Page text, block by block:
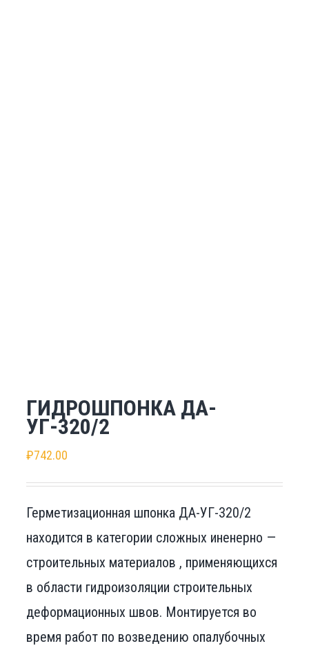
ГИДРОШПОНКА ДА-
УГ-320/2
₽742.00
Герметизационная шпонка ДА-УГ-320/2
находится в категории сложных иненерно —
строительных материалов , применяющихся
в области гидроизоляции строительных
деформационных швов. Монтируется во
время работ по возведению опалубочных